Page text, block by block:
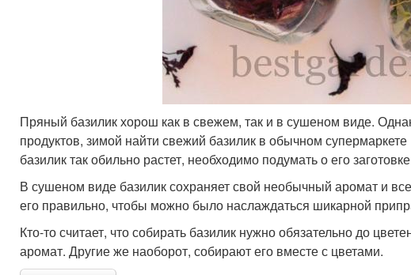
Пряный базилик хорош как в свежем, так и в сушеном виде.
продуктов, зимой найти свежий базилик в обычном
базилик так обильно растет, необходимо подумать о его
В сушеном виде базилик сохраняет свой необычный аромат и
его правильно, чтобы можно было наслаждаться шикарной
Кто-то считает, что собирать базилик нужно обязательно до
аромат. Другие же наоборот, собирают его вместе с цветами.